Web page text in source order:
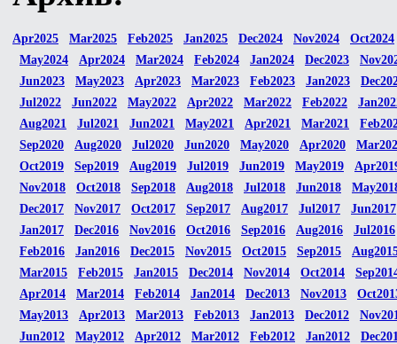
Apr2025 Mar2025 Feb2025 Jan2025 Dec2024 Nov2024
Oct2024
May2024
Apr2024 Mar2024 Feb2024 Jan2024 Dec2023
Jun2023
May2023 Apr2023 Mar2023 Feb2023 Jan2023
Jul2022
Jun2022 May2022 Apr2022 Mar2022 Feb2022
Aug2021
Jul2021 Jun2021 May2021 Apr2021 Mar2021
Sep2020
Aug2020 Jul2020 Jun2020 May2020 Apr2020
Oct2019
Sep2019 Aug2019 Jul2019 Jun2019 May2019
Nov2018
Oct2018 Sep2018 Aug2018 Jul2018 Jun2018
Dec2017
Nov2017 Oct2017 Sep2017 Aug2017 Jul2017
Jun2017
Jan2017
Dec2016 Nov2016 Oct2016 Sep2016 Aug2016
Jul2016
Feb2016
Jan2016 Dec2015 Nov2015 Oct2015 Sep2015
Mar2015
Feb2015 Jan2015 Dec2014 Nov2014 Oct2014
Apr2014
Mar2014 Feb2014 Jan2014 Dec2013 Nov2013
May2013
Apr2013 Mar2013 Feb2013 Jan2013 Dec2012
Jun2012
May2012 Apr2012 Mar2012 Feb2012 Jan2012